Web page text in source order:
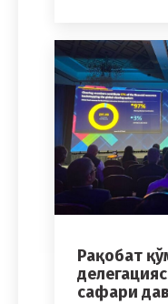
Рақобат
сафари